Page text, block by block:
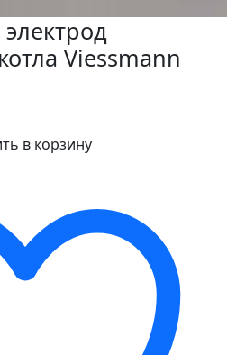
Viessmann
в корзину